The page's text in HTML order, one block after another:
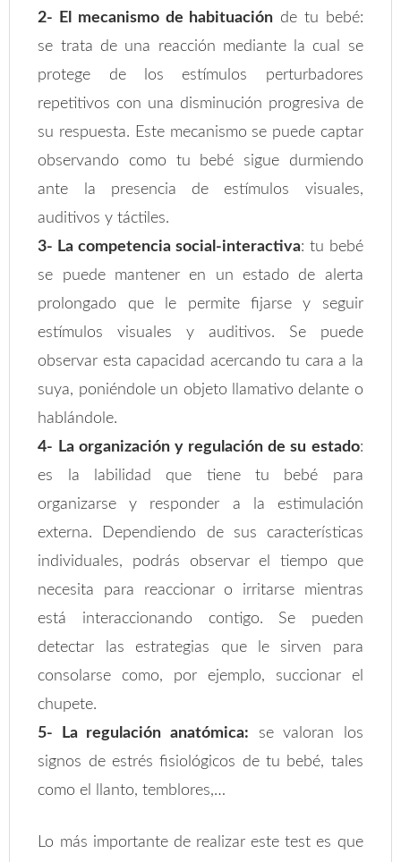
2- El mecanismo de habituación de tu bebé:
se trata de una reacción mediante la cual se
protege de los estímulos perturbadores
repetitivos con una disminución progresiva de
su respuesta. Este mecanismo se puede captar
observando como tu bebé sigue durmiendo
ante la presencia de estímulos visuales,
auditivos y táctiles.
3- La competencia social-interactiva: tu bebé
se puede mantener en un estado de alerta
prolongado que le permite fijarse y seguir
estímulos visuales y auditivos. Se puede
observar esta capacidad acercando tu cara a la
suya, poniéndole un objeto llamativo delante o
hablándole.
4- La organización y regulación de su estado:
es la labilidad que tiene tu bebé para
organizarse y responder a la estimulación
externa. Dependiendo de sus características
individuales, podrás observar el tiempo que
necesita para reaccionar o irritarse mientras
está interaccionando contigo. Se pueden
detectar las estrategias que le sirven para
consolarse como, por ejemplo, succionar el
chupete.
5- La regulación anatómica: se valoran los
signos de estrés fisiológicos de tu bebé, tales
como el llanto, temblores,…
Lo más importante de realizar este test es que